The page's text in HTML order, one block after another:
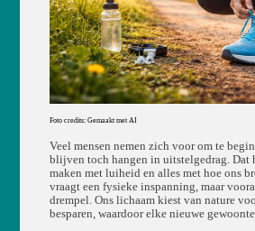
Foto credits: Gemaakt met AI
Veel mensen nemen zich voor om te
blijven toch hangen in uitstelgedrag. Dat
maken met luiheid en alles met hoe ons
vraagt een fysieke inspanning, maar
drempel. Ons lichaam kiest van nature
besparen, waardoor elke nieuwe